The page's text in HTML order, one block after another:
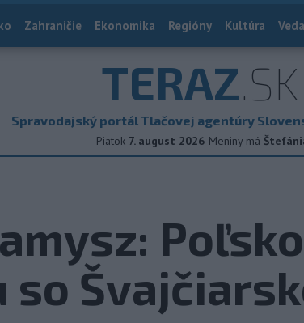
Zahraničie Ekonomika Regióny Kultúra Veda
TERAZ.SK
Spravodajský portál Tlačovej agentúry
Piatok 7. august 2026 Meniny má
so